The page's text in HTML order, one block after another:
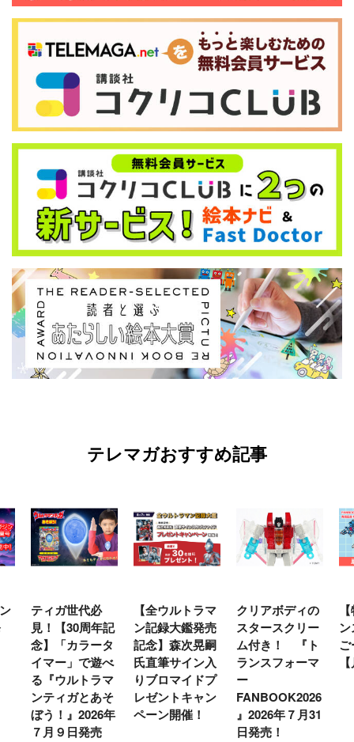
テレマガおすすめ記事
ティガ世代必
見！【30周年記
念】「カラータ
イマー」で遊べ
る『ウルトラマ
ンティガとあそ
ぼう！』2026年
７月９日発売
【全ウルトラマ
ン記録大鑑発売
記念】森次晃嗣
氏直筆サイン入
りブロマイドプ
レゼントキャン
ペーン開催！
クリアボディの
スタースクリー
ム付き！ 『ト
ランスフォーマ
ー
FANBOOK2026
』2026年７月31
日発売！